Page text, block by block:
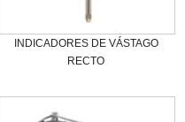
INDICADORES DE VÁSTAGO
RECTO